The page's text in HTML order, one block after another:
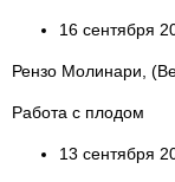
16 сентября
Рензо Молинари,
Работа с плодом
13 сентября